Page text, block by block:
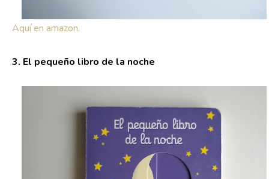
Aquí en amazon.
3. El pequeño libro de la noche